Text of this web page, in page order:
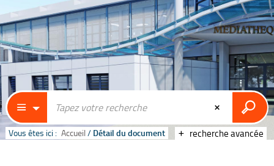
recherche avancée
Vous êtes ici : Accueil / Détail du document